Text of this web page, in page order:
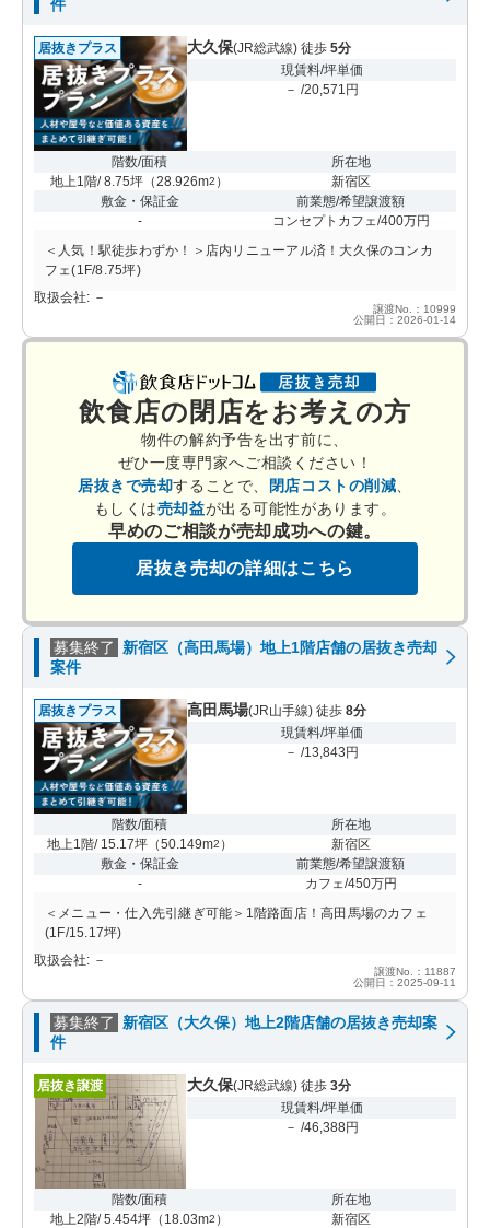
件
居抜きプラス 大久保(JR総武線) 徒歩 5分
現賃料/坪単価
－ /20,571円
階数/面積
地上1階/ 8.75坪 （28.926m2 ）
所在地
新宿区
敷金・保証金
-
前業態/希望譲渡額
コンセプトカフェ/400万円
＜人気！駅徒歩わずか！＞店内リニューアル済！大久保のコンカ
フェ(1F/8.75坪)
取扱会社: －
譲渡No.：10999
公開日：2026-01-14
飲食店の閉店をお考えの方
物件の解約予告を出す前に、
ぜひ一度専門家へご相談ください！
居抜きで売却することで、 閉店コストの削減
もしくは売却益が出る可能性があります。
早めのご相談が売却成功への鍵。
居抜き売却の詳細はこちら
募集終了
新宿区（高田馬場）地上1階店舗の居抜き売却
案件
居抜きプラス 高田馬場(JR山手線) 徒歩 8分
現賃料/坪単価
－ /13,843円
階数/面積
地上1階/ 15.17坪（50.149m2 ）
所在地
新宿区
敷金・保証金
-
前業態/希望譲渡額
カフェ/450万円
＜メニュー・仕入先引継ぎ可能＞1階路面店！高田馬場のカフェ
(1F/15.17坪)
取扱会社: －
譲渡No.：11887
公開日：2025-09-11
募集終了
新宿区（大久保）地上2階店舗の居抜き売却案
件
居抜き譲渡 大久保(JR総武線) 徒歩 3分
現賃料/坪単価
－ /46,388円
階数/面積
地上2階/ 5.454坪 （ 18.03m2 ）
所在地
新宿区